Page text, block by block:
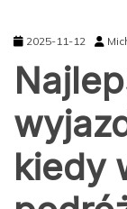
2025-11-12
kiedy